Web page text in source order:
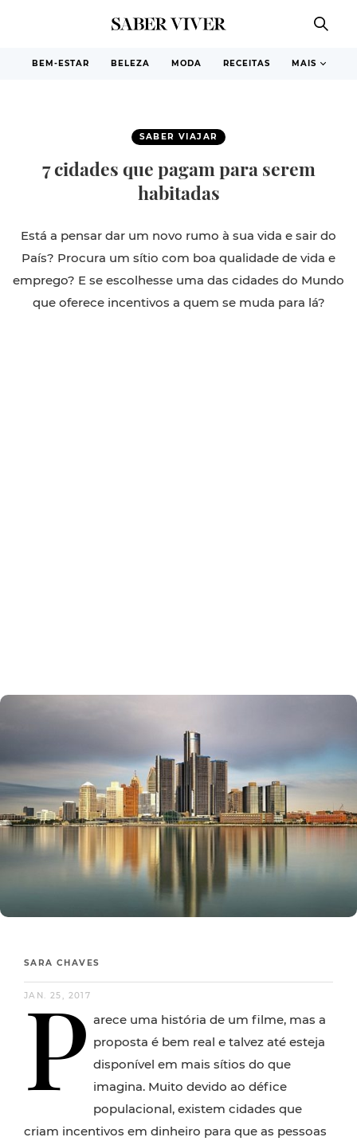
BEM-ESTAR BELEZA MODA RECEITAS MAIS
SABER VIAJAR
7 cidades que pagam para serem
habitadas
Está a pensar dar um novo rumo à sua vida e sair do
País? Procura um sítio com boa qualidade de vida e
emprego? E se escolhesse uma das cidades do Mundo
que oferece incentivos a quem se muda para lá?
SARA CHAVES
JAN. 25, 2017
P arece uma história de um filme, mas a
proposta é bem real e talvez até esteja
disponível em mais sítios do que
imagina. Muito devido ao défice
populacional, existem cidades que
criam incentivos em dinheiro para que as pessoas